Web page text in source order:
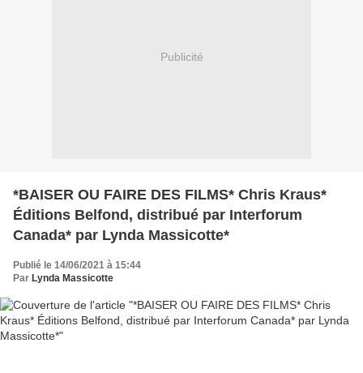
Publicité
*BAISER OU FAIRE DES FILMS* Chris Kraus*
Éditions Belfond, distribué par Interforum
Canada* par Lynda Massicotte*
Publié le 14/06/2021 à 15:44
Par Lynda Massicotte